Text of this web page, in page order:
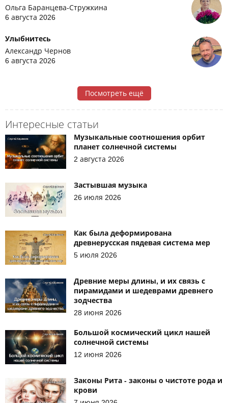
Ольга Баранцева-Стружкина
6 августа 2026
Улыбнитесь
Александр Чернов
6 августа 2026
Посмотреть ещё
Интересные статьи
Музыкальные соотношения орбит
планет солнечной системы
2 августа 2026
Застывшая музыка
26 июля 2026
Как была деформирована
древнерусская пядевая система мер
5 июля 2026
Древние меры длины, и их связь с
пирамидами и шедеврами древнего
зодчества
28 июня 2026
Большой космический цикл нашей
солнечной системы
12 июня 2026
Законы Рита - законы о чистоте рода и
крови